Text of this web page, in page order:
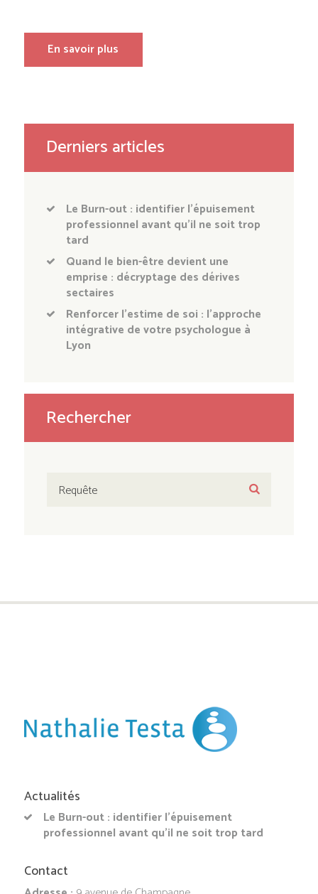
En savoir plus
Derniers articles
Le Burn-out : identifier l’épuisement
professionnel avant qu’il ne soit trop
tard
Quand le bien-être devient une
emprise : décryptage des dérives
sectaires
Renforcer l’estime de soi : l’approche
intégrative de votre psychologue à
Lyon
Rechercher
Actualités
Le Burn-out : identifier l’épuisement
professionnel avant qu’il ne soit trop tard
Contact